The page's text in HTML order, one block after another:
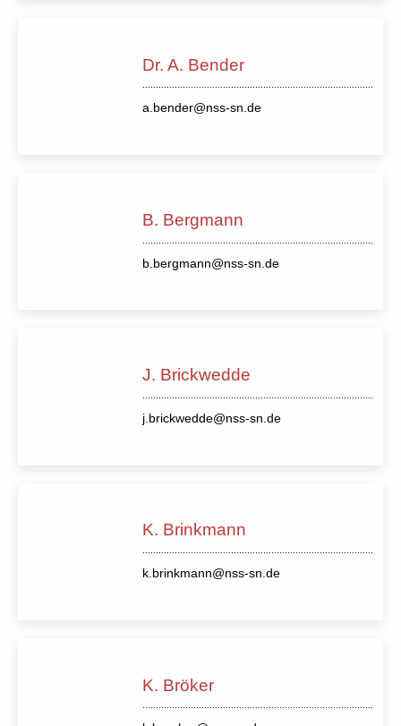
Dr. A. Bender
a.bender@nss-sn.de
B. Bergmann
b.bergmann@nss-sn.de
J. Brickwedde
j.brickwedde@nss-sn.de
K. Brinkmann
k.brinkmann@nss-sn.de
K. Bröker